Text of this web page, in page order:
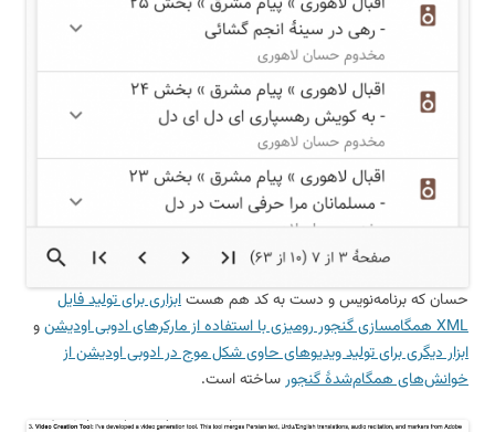
حسان که برنامه‌نویس و دست به کد هم هستابزاری برای تولید فایل
XML همگامسازی گنجور رومیزی با استفاده از مارکرهای ادوبی اودیشن
و
ابزار دیگری برای تولید ویدیوهای حاوی شکل موج در ادوبی اودیشن از
خوانش‌های همگام‌شدهٔ گنجورساخته است.